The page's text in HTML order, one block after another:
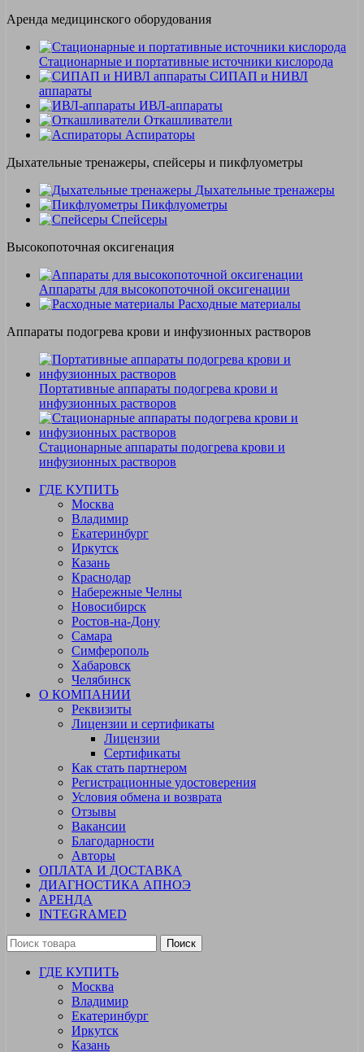
Аренда медицинского оборудования
Стационарные и портативные источники кислорода
СИПАП и НИВЛ
аппараты
ИВЛ-аппараты
Откашливатели
Аспираторы
Дыхательные тренажеры, спейсеры и пикфлуометры
Дыхательные тренажеры
Пикфлуометры
Спейсеры
Высокопоточная оксигенация
Аппараты для высокопоточной оксигенации
Расходные материалы
Аппараты подогрева крови и инфузионных растворов
Портативные аппараты подогрева крови и
инфузионных растворов
Стационарные аппараты подогрева крови и
инфузионных растворов
ГДЕ КУПИТЬ
Москва
Владимир
Екатеринбург
Иркутск
Казань
Краснодар
Набережные Челны
Новосибирск
Ростов-на-Дону
Самара
Симферополь
Хабаровск
Челябинск
О КОМПАНИИ
Реквизиты
Лицензии и сертификаты
Лицензии
Сертификаты
Как стать партнером
Регистрационные удостоверения
Условия обмена и возврата
Отзывы
Вакансии
Благодарности
Авторы
ОПЛАТА И ДОСТАВКА
ДИАГНОСТИКА АПНОЭ
АРЕНДА
INTEGRAMED
Поиск
ГДЕ КУПИТЬ
Москва
Владимир
Екатеринбург
Иркутск
Казань